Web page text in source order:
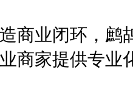
商业闭环，鹧
商家提供专业